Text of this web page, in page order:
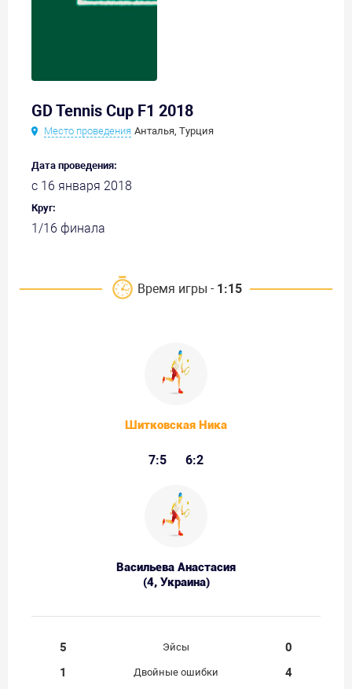
GD Tennis Cup F1 2018
Место проведения Анталья, Турция
Дата проведения:
с 16 января 2018
Круг:
1/16 финала
Время игры - 1:15
Шитковская Ника
7:5 6:2
Васильева Анастасия
(4, Украина)
5 Эйсы
0
1
Двойные ошибки
4